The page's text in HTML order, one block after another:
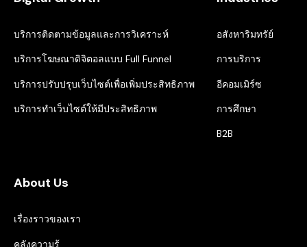
บริการติดตามข้อมูลและการวิเคราะห์
บริการโฆษณาดิจิตอลแบบ Full Funnel
บริการปรับปรุบเว็บไซต์เพื่อเพิ่มประสิทธิภาพ
บริการทำเว็บไซต์ให้มีประสิทธิภาพ
อสังหาริมทรัย์
การบริการ
อีคอมเมิร์ซ
การศึกษา
B2B
About Us
เรื่องราวของเรา
คลังความรู้